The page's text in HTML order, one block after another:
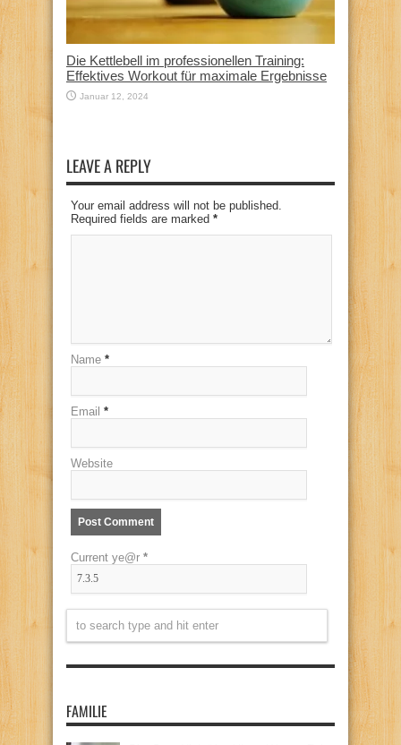
Die Kettlebell im professionellen Training:
Effektives Workout für maximale Ergebnisse
Januar 12, 2024
LEAVE A REPLY
Your email address will not be published.
Required fields are marked *
Name *
Email *
Website
Current ye@r *
FAMILIE